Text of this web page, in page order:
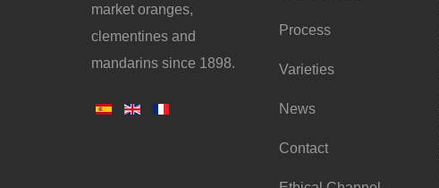
market oranges,
clementines and
mandarins since 1898.
Process
Varieties
News
Contact